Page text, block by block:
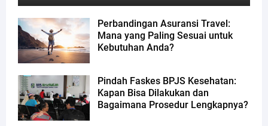
Perbandingan Asuransi Travel:
Mana yang Paling Sesuai untuk
Kebutuhan Anda?
Pindah Faskes BPJS Kesehatan:
Kapan Bisa Dilakukan dan
Bagaimana Prosedur Lengkapnya?